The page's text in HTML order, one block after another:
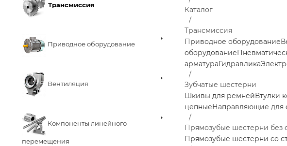
Трансмиссия
Приводное оборудование
Вентиляция
Компоненты линейного
перемещения
Каталог
Трансмиссия
Приводное оборудование
оборудование
арматураГидравлика
Зубчатые шестерни
Шкивы для ремнейВтулки
цепныеНаправляющие для
Прямозубые шестерни без
Прямозубые шестерни со